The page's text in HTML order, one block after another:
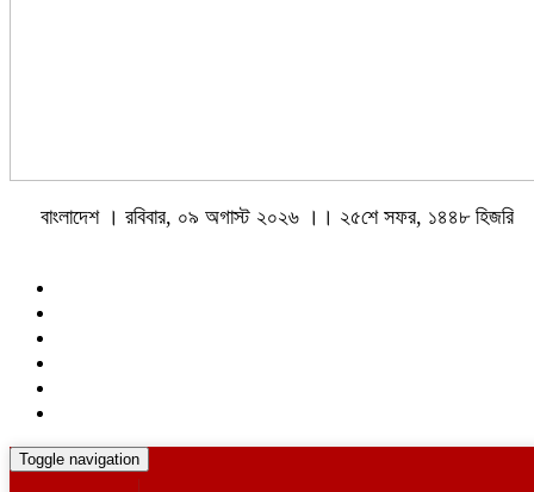
বাংলাদেশ । রবিবার, ০৯ অগাস্ট ২০২৬ ।। ২৫শে সফর, ১৪৪৮ হিজরি
Toggle navigation